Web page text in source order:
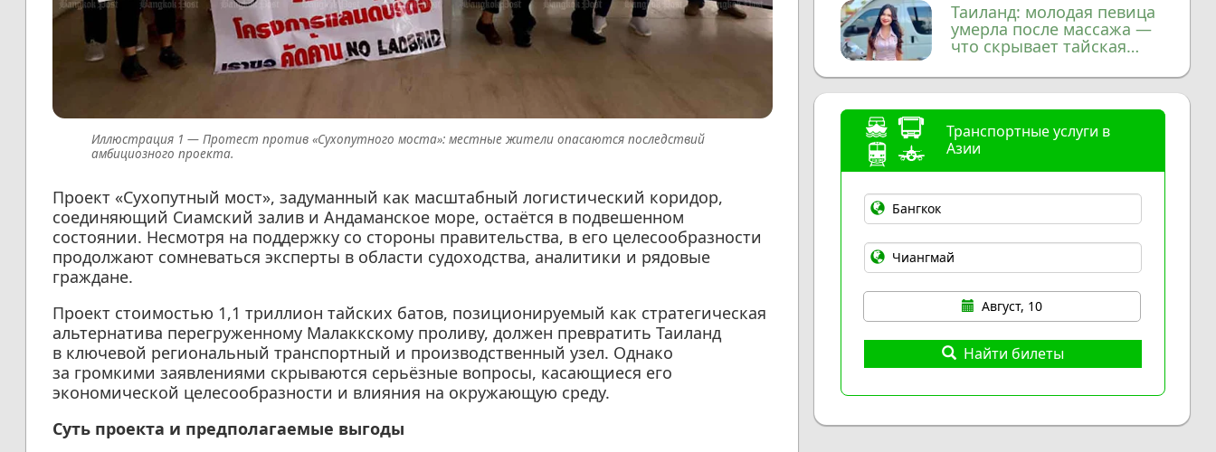
Протест против «Сухопутного моста»: местные жители опасаются последствий
амбициозного проекта.
Проект «Сухопутный мост», задуманный как масштабный логистический коридор,
соединяющий Сиамский залив и Андаманское море, остаётся в подвешенном
состоянии. Несмотря на поддержку со стороны правительства, в его целесообразности
продолжают сомневаться эксперты в области судоходства, аналитики и рядовые
граждане.
Проект стоимостью 1,1 триллион тайских батов, позиционируемый как стратегическая
альтернатива перегруженному Малаккскому проливу, должен превратить Таиланд
в ключевой региональный транспортный и производственный узел. Однако
за громкими заявлениями скрываются серьёзные вопросы, касающиеся его
экономической целесообразности и влияния на окружающую среду.
Суть проекта и предполагаемые выгоды
Таиланд: молодая певица
умерла после массажа —
что скрывает тайская
медицина?
Транспортные услуги в
Азии
Август, 10
Найти билеты